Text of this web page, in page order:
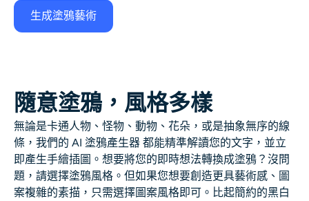
護照照片製作工具
視頻效果
視頻增強器
影片浮水印去除器
生成塗鴉藝術
隨意塗鴉，風格多樣
無論是卡通人物、怪物、動物、花朵，或是抽象無序的線
條，我們的 AI 塗鴉產生器 都能精準解讀您的文字，並立
即產生手繪插圖。想要將您的即時想法轉換成塗鴉？沒問
題，請選擇塗鴉風格。但如果您想要創造更具藝術感、圖
案複雜的素描，只需選擇圖案風格即可。比起簡約的黑白